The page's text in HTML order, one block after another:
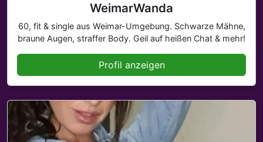
WeimarWanda
60, fit & single aus Weimar-Umgebung. Schwarze Mähne,
braune Augen, straffer Body. Geil auf heißen Chat & mehr!
Profil anzeigen